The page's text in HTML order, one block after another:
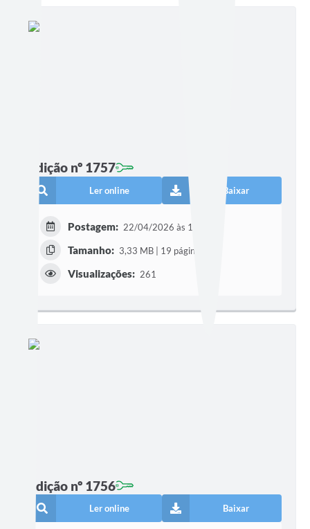
Edição nº 1757
Ler online Baixar
Postagem: 22/04/2026 às 15h51
Tamanho: 3,33 MB | 19 páginas
Visualizações: 261
Edição nº 1756
Ler online Baixar